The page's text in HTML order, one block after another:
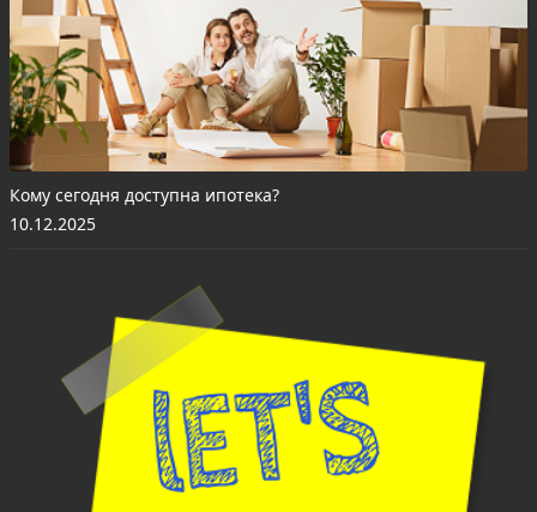
Кому сегодня доступна ипотека?
10.12.2025